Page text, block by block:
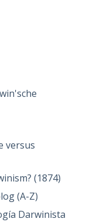
versus
(1874)
(A-Z)
Darwinista